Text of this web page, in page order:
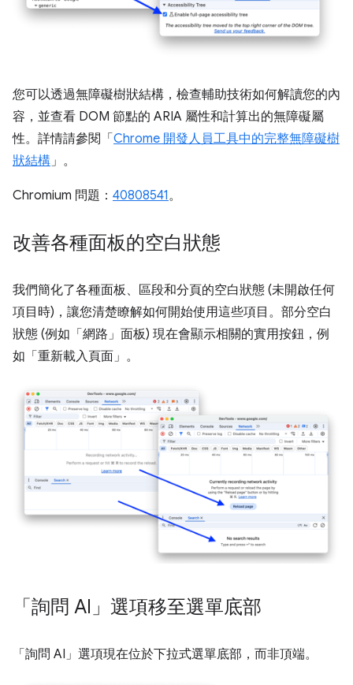
您可以透過無障礙樹狀結構，檢查輔助技術如何解讀您的內
容，並查看 DOM 節點的 ARIA 屬性和計算出的無障礙屬
性。詳情請參閱「 Chrome 開發人員工具中的完整無障礙樹
狀結構」。
Chromium 問題： 40808541。
改善各種面板的空白狀態
我們簡化了各種面板、區段和分頁的空白狀態 (未開啟任何
項目時)，讓您清楚瞭解如何開始使用這些項目。部分空白
狀態 (例如「網路」 面板) 現在會顯示相關的實用按鈕，例
如「重新載入頁面」 。
「詢問 AI」選項移至選單底部
「詢問 AI」 選項現在位於下拉式選單底部，而非頂端。